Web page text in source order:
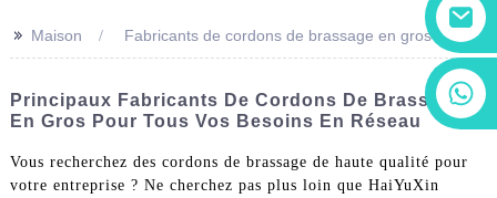
+86 18602095014
>> Maison Fabricants de cordons de brassage en gros
Principaux Fabricants De Cordons De Brassage
En Gros Pour Tous Vos Besoins En Réseau
Vous recherchez des cordons de brassage de haute qualité pour
votre entreprise ? Ne cherchez pas plus loin que HaiYuXin